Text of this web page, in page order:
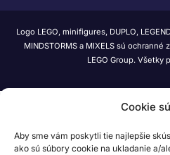
Cookie
Aby sme vám poskytli tie najlepšie
ako sú súbory cookie na ukladanie a/
Logo LEGO, minifigures, DUPLO,
MINDSTORMS a MIXELS sú
LEGO Group. Všetky